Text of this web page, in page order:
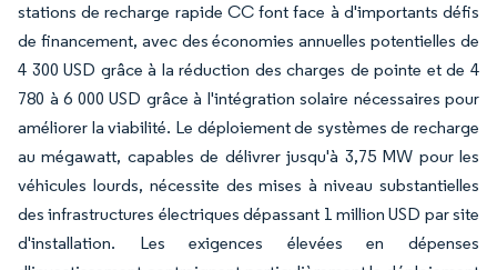
stations de recharge rapide CC font face à d'importants défis
de financement, avec des économies annuelles potentielles de
4 300 USD grâce à la réduction des charges de pointe et de 4
780 à 6 000 USD grâce à l'intégration solaire nécessaires pour
améliorer la viabilité. Le déploiement de systèmes de recharge
au mégawatt, capables de délivrer jusqu'à 3,75 MW pour les
véhicules lourds, nécessite des mises à niveau substantielles
des infrastructures électriques dépassant 1 million USD par site
d'installation. Les exigences élevées en dépenses